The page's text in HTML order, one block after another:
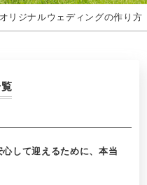
オリジナルウェディングの作り方
して迎えるために、本当